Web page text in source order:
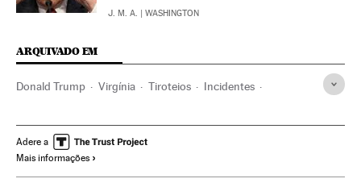
J. M. A. | WASHINGTON
ARQUIVADO EM
Donald Trump Virgínia Tiroteios Incidentes
América Política
Adere a
Mais informações